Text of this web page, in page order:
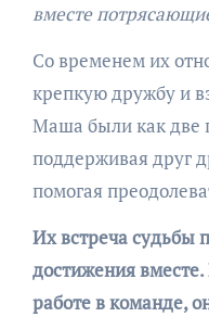
вместе
Со временем их
крепкую дружбу и
Маша были как две
поддерживая друг
помогая
Их встреча судьбы
достижения вместе.
работе в команде,